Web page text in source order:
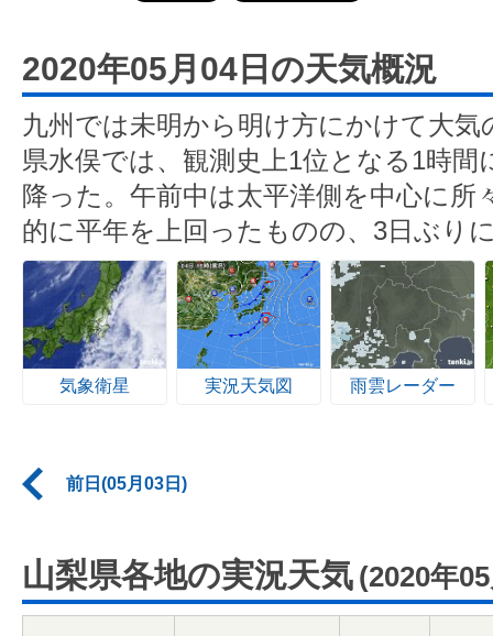
2020年05月04日の天気概況
九州では未明から明け方にかけて大気
県水俣では、観測史上1位となる1時
降った。午前中は太平洋側を中心に所
的に平年を上回ったものの、3日ぶり
気象衛星 実況天気図 雨雲レーダー
前日(05月03日)
山梨県各地の実況天気 (2020年